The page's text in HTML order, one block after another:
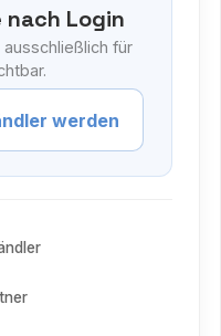
nach Login
für
werden